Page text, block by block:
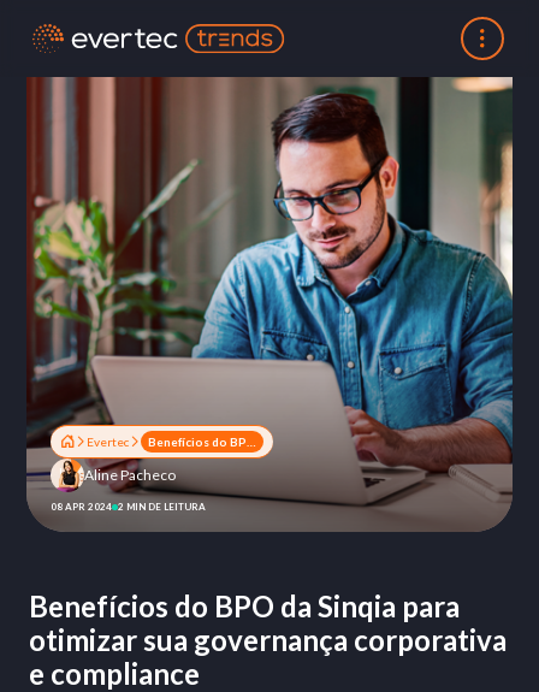
Evertec
Aline Pacheco
08 APR 2024 2 MIN DE LEITURA
Benefícios do BPO da Sinqia para
otimizar sua governança corporativa
e compliance